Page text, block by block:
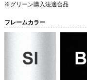
※グリーン購入法適合品
フレームカラー